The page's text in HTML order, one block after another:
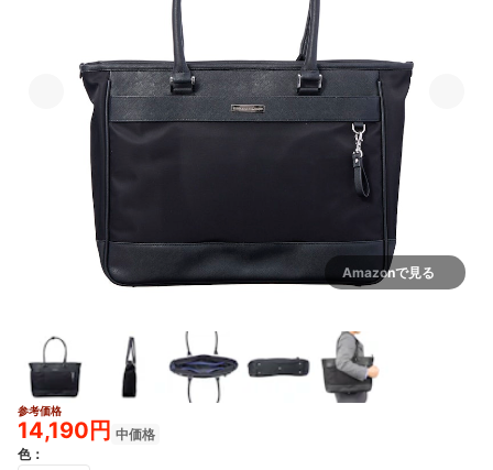
Amazonで見る
参考価格
14,190円 中価格
色：